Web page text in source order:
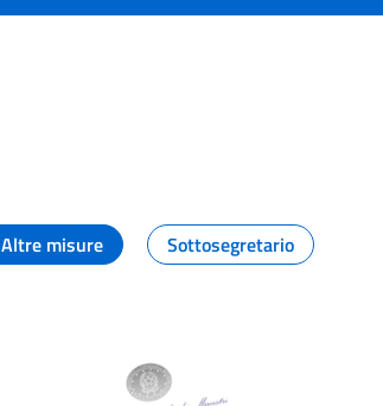
Altre misure
Sottosegretario